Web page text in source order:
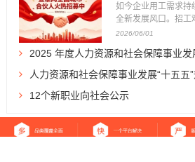
｜查准网全国
如今企业用工需求持
全新发展风口。招工
低，成为万千企业发
市场布局，深耕区域
全国各城市招募城市
品牌、运营体系为支
2026/06/01
2025 年度人力资源和社会保障事业发
公报...
人力资源和社会保障事业发展“十五五”
12个新职业向社会公示